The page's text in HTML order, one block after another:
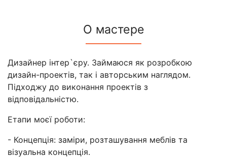
О мастере
Дизайнер інтер`єру. Займаюся як розробкою
дизайн-проектів, так і авторським наглядом.
Підходжу до виконання проектів з
відповідальністю.
Етапи моєї роботи:
- Концепція: заміри, розташування меблів та
візуальна концепція.